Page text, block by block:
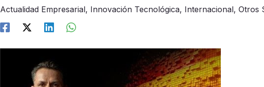
Actualidad Empresarial, Innovación Tecnológica, Internacional, Otros